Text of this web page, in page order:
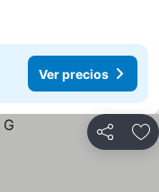
Ver precios
Compartir